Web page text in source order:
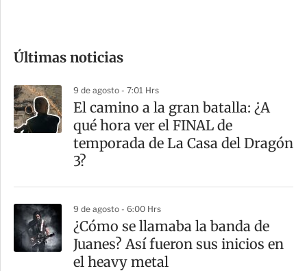
m
a
r
t
Últimas noticias
9 de agosto - 7:01 Hrs
El camino a la gran batalla: ¿A
qué hora ver el FINAL de
temporada de La Casa del Dragón
3?
9 de agosto - 6:00 Hrs
¿Cómo se llamaba la banda de
Juanes? Así fueron sus inicios en
el heavy metal